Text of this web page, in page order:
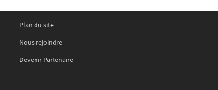
Plan du site
Nous rejoindre
Devenir Partenaire